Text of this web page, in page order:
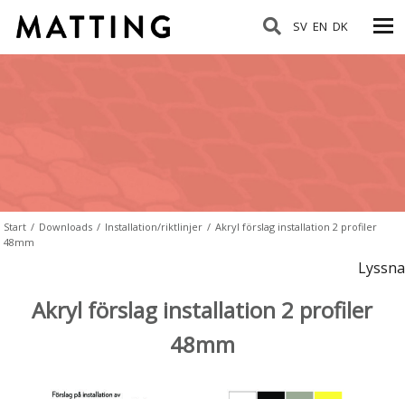
SV EN DK
Start / Downloads / Installation/riktlinjer / Akryl förslag installation 2 profiler
48mm
Lyssna
Akryl förslag installation 2 profiler
48mm